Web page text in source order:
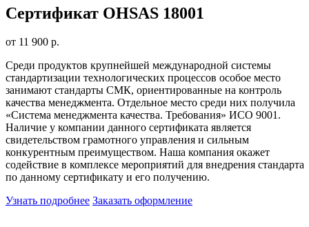
Сертификат OHSAS 18001
от 11 900 р.
Среди продуктов крупнейшей международной системы
стандартизации технологических процессов особое место
занимают стандарты СМК, ориентированные на контроль
качества менеджмента. Отдельное место среди них получила
«Система менеджмента качества. Требования» ИСО 9001.
Наличие у компании данного сертификата является
свидетельством грамотного управления и сильным
конкурентным преимуществом. Наша компания окажет
содействие в комплексе мероприятий для внедрения стандарта
по данному сертификату и его получению.
Узнать подробнее Заказать оформление